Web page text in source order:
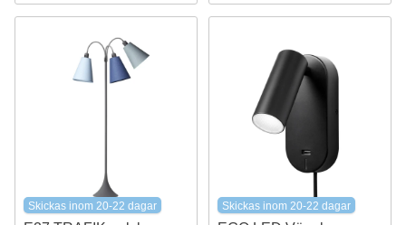
Skickas inom 20-22 dagar Skickas inom 20-22 dagar